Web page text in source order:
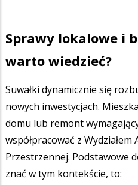
Sprawy lokalowe i
warto wiedzieć?
Suwałki dynamicznie się
nowych inwestycjach.
domu lub remont
współpracować z
Przestrzennej. Podstawowe
znać w tym kontekście, to: